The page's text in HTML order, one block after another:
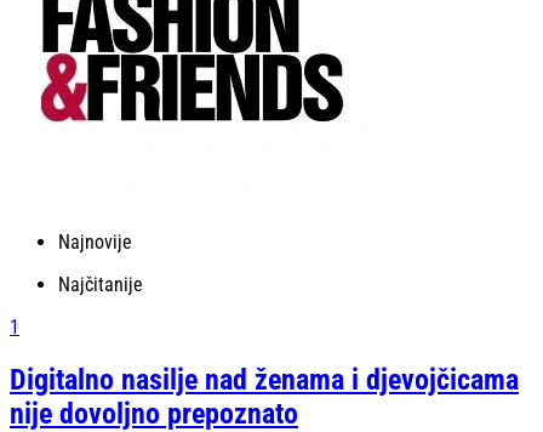
Najnovije
Najčitanije
1
Digitalno nasilje nad ženama i djevojčicama
nije dovoljno prepoznato